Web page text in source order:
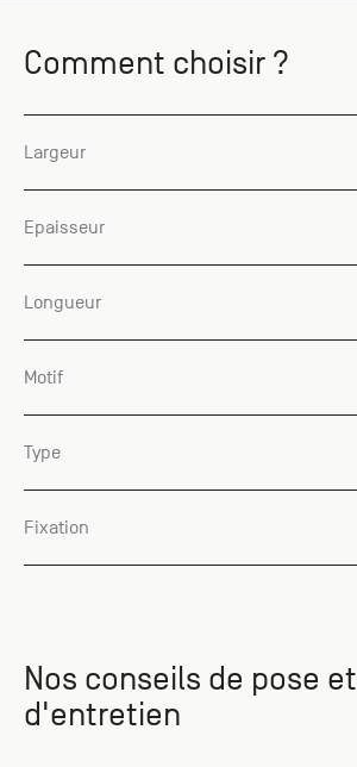
Comment choisir ?
Largeur
Epaisseur
Longueur
Motif
Type
Fixation
Nos conseils de pose et
d'entretien